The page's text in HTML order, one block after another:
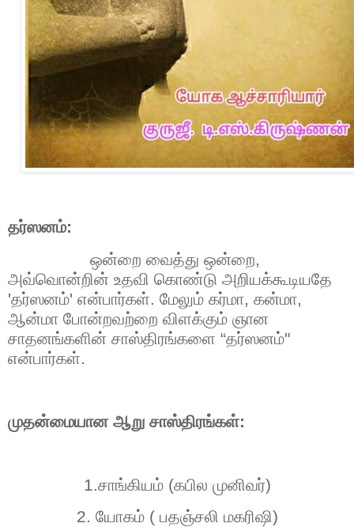
தர்ஸனம்:
ஒன்றை வைத்து ஒன்றை,
அவ்வொன்றின் உதவி கொண்டு அறியக்கூடியதே
'தர்ஸனம்' என்பார்கள். மேலும் கர்மா, கன்மா,
ஆன்மா போன்றவற்றை விளக்கும் ஞான
சாதனங்களின் சாஸ்திரங்களை “தர்ஸனம்"
என்பார்கள்.
முதன்மையான ஆறு சாஸ்திரங்கள்:
1.சாங்கியம் (கபில முனிவர்)
2. யோகம் ( பதஞ்சலி மகரிஷி)